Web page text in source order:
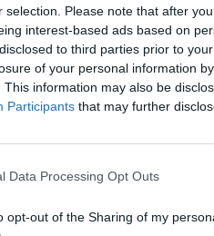
selection. Please note that after
interest-based ads based on
to third parties prior to
of your personal information
This information may also be
Participants that may further
Data Processing Opt Outs
opt-out of the Sharing of my
(ir kasdienė, jei tik
spanguolės, kurių
nes yra toks vienas
kitaip nei